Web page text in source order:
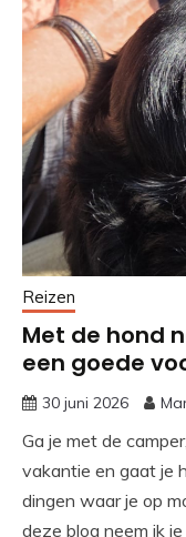
Reizen
Met de hond
een goede
30 juni 2026
Ga je met de
vakantie en gaat je
dingen waar je op
deze blog neem ik